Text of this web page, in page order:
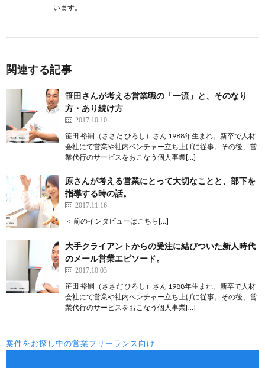
います。
関連する記事
笹田さんが考える営業職の「一流」と、そのなり
方・あり続け方
2017.10.10
笹田 裕嗣（ささだ ひろし）さん 1988年生まれ。新卒で人材
会社にて営業や社内ベンチャー立ち上げに従事。その後、営
業代行のサービスをおこなう個人事業[…]
原さんが考える営業にとって大切なことと、部下を
指導する時の話。
2017.11.16
＜ 前のインタビューはこちら[…]
大手クライアントからの受注に結びついた新人時代
のメール営業エピソード。
2017.10.03
笹田 裕嗣（ささだ ひろし）さん 1988年生まれ。新卒で人材
会社にて営業や社内ベンチャー立ち上げに従事。その後、営
業代行のサービスをおこなう個人事業[…]
案件をお探し中の営業フリーランス向け